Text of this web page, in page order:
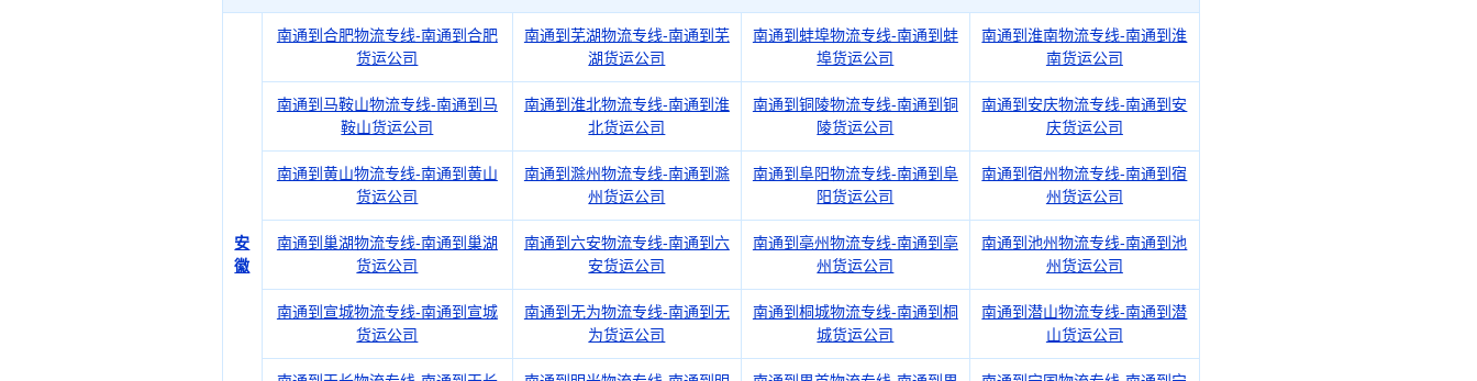
安
徽
南通到合肥物流专线-南通到合肥
货运公司
南通到芜湖物流专线-南通到芜
湖货运公司
南通到蚌埠物流专线-南通到蚌
埠货运公司
南通到淮南物流专线-南通到淮
南货运公司
南通到马鞍山物流专线-南通到马
鞍山货运公司
南通到淮北物流专线-南通到淮
北货运公司
南通到铜陵物流专线-南通到铜
陵货运公司
南通到安庆物流专线-南通到安
庆货运公司
南通到黄山物流专线-南通到黄山
货运公司
南通到滁州物流专线-南通到滁
州货运公司
南通到阜阳物流专线-南通到阜
阳货运公司
南通到宿州物流专线-南通到宿
州货运公司
南通到巢湖物流专线-南通到巢湖
货运公司
南通到六安物流专线-南通到六
安货运公司
南通到亳州物流专线-南通到亳
州货运公司
南通到池州物流专线-南通到池
州货运公司
南通到宣城物流专线-南通到宣城
货运公司
南通到无为物流专线-南通到无
为货运公司
南通到桐城物流专线-南通到桐
城货运公司
南通到潜山物流专线-南通到潜
山货运公司